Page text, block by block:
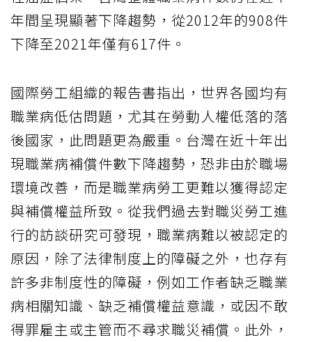
年間呈現顯著下降趨勢，從2012年的908件
下降至2021年僅有617件。
國際勞工組織的報告書指出，世界各國均有
職業病低估問題，尤其在勞動人權低落的落
後國家，此問題更為嚴重。台灣在近十年出
現職業病補償件數下降趨勢，恐非由於職場
環境改善，而是職業病勞工更難以獲得認定
與補償權益所致。從我們過去對職災勞工進
行的訪談研究可發現，職業病難以被認定的
原因，除了法律制度上的障礙之外，也存有
許多非制度性的障礙，例如工作者缺乏職業
病相關知識、缺乏補償權益意識，或因不敢
得罪雇主或主管而不尋求職災補償。此外，